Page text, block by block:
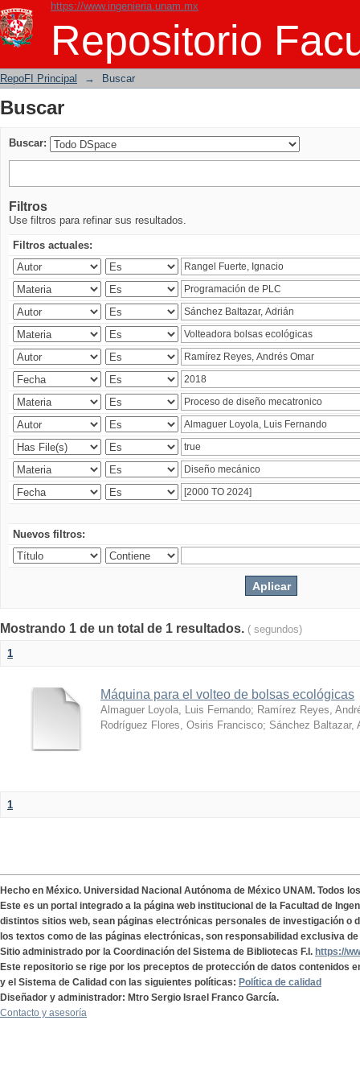
https://www.ingenieria.unam.mx
Repositorio
Buscar
RepoFI Principal → Buscar
Buscar
Buscar:
Filtros
Use filtros para refinar sus resultados.
Filtros actuales:
Nuevos filtros:
Mostrando 1 de un total de 1 resultados. ( segundos)
1
Máquina para el volteo de bolsas ecológicas
Almaguer Loyola, Luis Fernando; Ramírez Reyes,
Rodríguez Flores, Osiris Francisco; Sánchez Baltazar,
1
Hecho en México. Universidad Nacional Autónoma de México UNAM. Todos
Este es un portal integrado a la página web institucional de la Facultad de
distintos sitios web, sean páginas electrónicas personales de investigación o
los textos como de las páginas electrónicas, son responsabilidad exclusiva
Sitio administrado por la Coordinación del Sistema de Bibliotecas F.I. https://
Este repositorio se rige por los preceptos de protección de datos contenidos
y el Sistema de Calidad con las siguientes políticas: Política de calidad
Diseñador y administrador: Mtro Sergio Israel Franco García.
Contacto y asesoría